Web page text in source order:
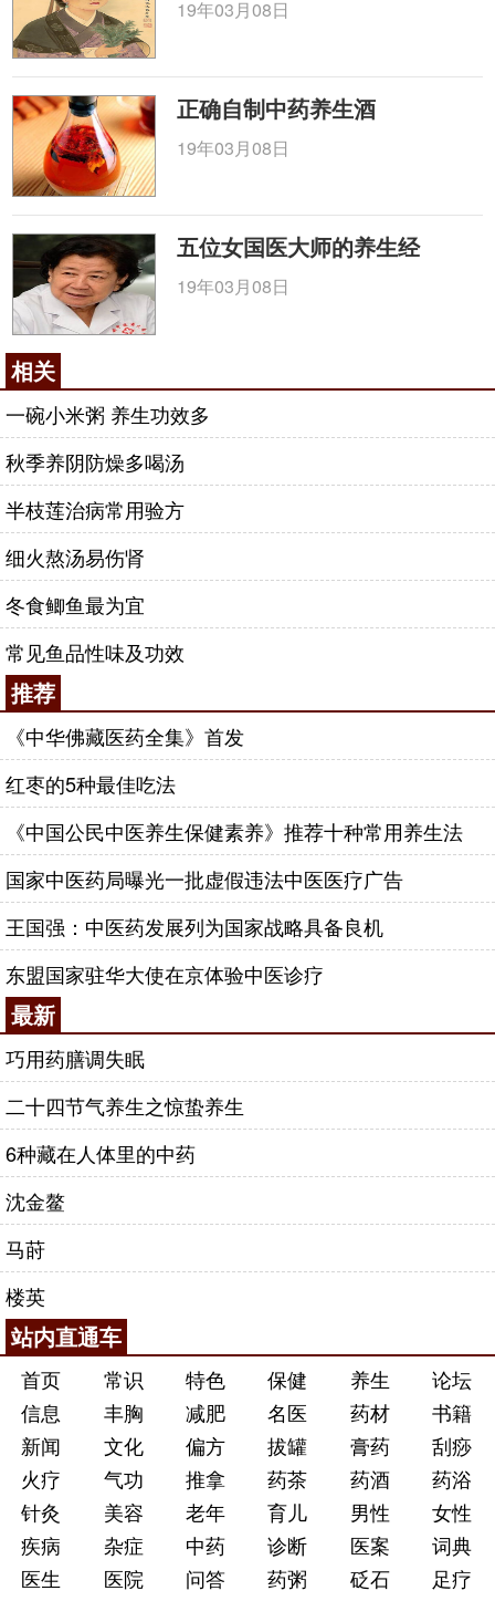
19年03月08日
正确自制中药养生酒
19年03月08日
五位女国医大师的养生经
19年03月08日
相关
一碗小米粥 养生功效多
秋季养阴防燥多喝汤
半枝莲治病常用验方
细火熬汤易伤肾
冬食鲫鱼最为宜
常见鱼品性味及功效
推荐
《中华佛藏医药全集》首发
红枣的5种最佳吃法
《中国公民中医养生保健素养》推荐十种常用养生法
国家中医药局曝光一批虚假违法中医医疗广告
王国强：中医药发展列为国家战略具备良机
东盟国家驻华大使在京体验中医诊疗
最新
巧用药膳调失眠
二十四节气养生之惊蛰养生
6种藏在人体里的中药
沈金鳌
马莳
楼英
站内直通车
首页 常识 特色 保健 养生
论坛
信息
丰胸 减肥 名医 药材
书籍
新闻
文化 偏方 拔罐 膏药
刮痧
火疗
气功 推拿 药茶 药酒
药浴
针灸
美容 老年 育儿 男性
女性
疾病
杂症 中药 诊断 医案
词典
医生
医院 问答 药粥 砭石 足疗